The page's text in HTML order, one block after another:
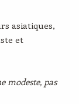
asiatiques,
et
modeste, pas